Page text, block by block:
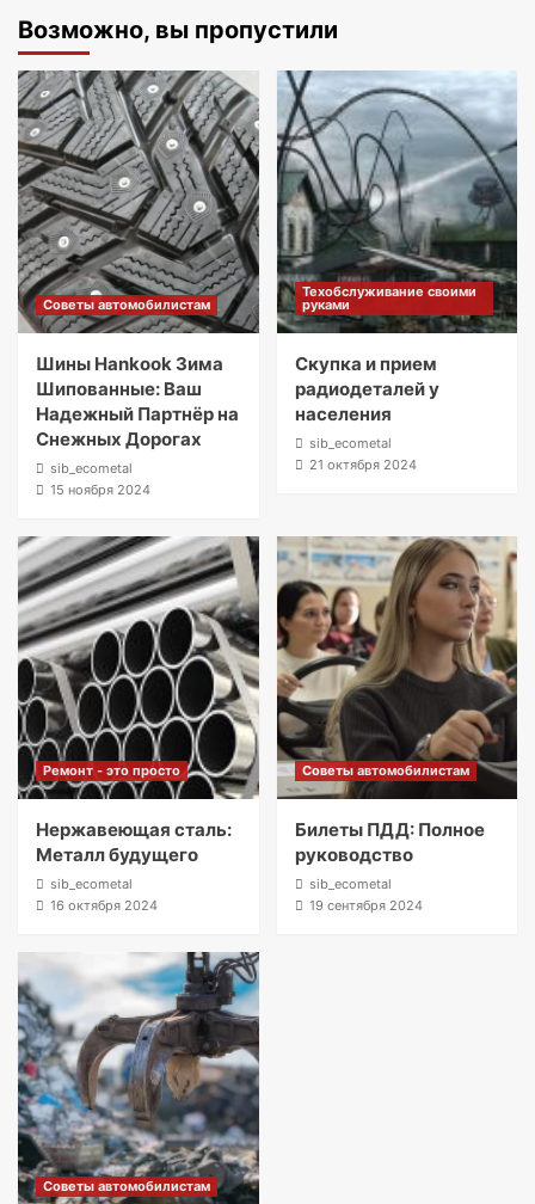
Возможно, вы пропустили
Советы автомобилистам
Шины Hankook Зима
Шипованные: Ваш
Надежный Партнёр на
Снежных Дорогах
sib_ecometal
15 ноября 2024
Техобслуживание своими
руками
Скупка и прием
радиодеталей у
населения
sib_ecometal
21 октября 2024
Ремонт - это просто
Нержавеющая сталь:
Металл будущего
sib_ecometal
16 октября 2024
Советы автомобилистам
Билеты ПДД: Полное
руководство
sib_ecometal
19 сентября 2024
Советы автомобилистам